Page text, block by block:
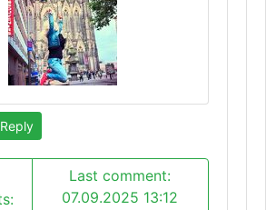
Reply
Last comment:
07.09.2025 13:12